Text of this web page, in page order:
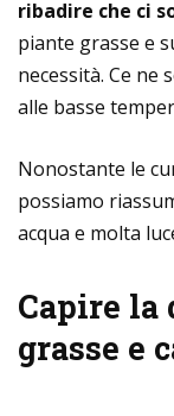
ribadire che ci
piante grasse e
necessità. Ce ne
alle basse
Nonostante le
possiamo
acqua e molta
Capire la
grasse e